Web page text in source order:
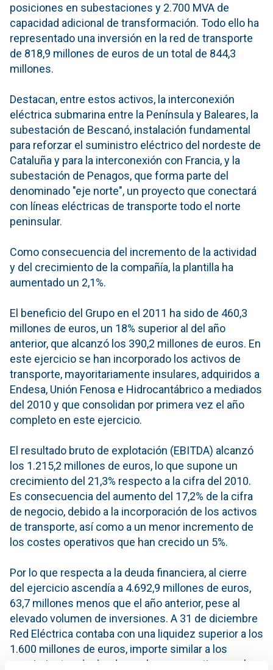
posiciones en subestaciones y 2.700 MVA de
capacidad adicional de transformación. Todo ello ha
representado una inversión en la red de transporte
de 818,9 millones de euros de un total de 844,3
millones.
Destacan, entre estos activos, la interconexión
eléctrica submarina entre la Península y Baleares, la
subestación de Bescanó, instalación fundamental
para reforzar el suministro eléctrico del nordeste de
Cataluña y para la interconexión con Francia, y la
subestación de Penagos, que forma parte del
denominado "eje norte", un proyecto que conectará
con líneas eléctricas de transporte todo el norte
peninsular.
Como consecuencia del incremento de la actividad
y del crecimiento de la compañía, la plantilla ha
aumentado un 2,1%.
El beneficio del Grupo en el 2011 ha sido de 460,3
millones de euros, un 18% superior al del año
anterior, que alcanzó los 390,2 millones de euros. En
este ejercicio se han incorporado los activos de
transporte, mayoritariamente insulares, adquiridos a
Endesa, Unión Fenosa e Hidrocantábrico a mediados
del 2010 y que consolidan por primera vez el año
completo en este ejercicio.
El resultado bruto de explotación (EBITDA) alcanzó
los 1.215,2 millones de euros, lo que supone un
crecimiento del 21,3% respecto a la cifra del 2010.
Es consecuencia del aumento del 17,2% de la cifra
de negocio, debido a la incorporación de los activos
de transporte, así como a un menor incremento de
los costes operativos que han crecido un 5%.
Por lo que respecta a la deuda financiera, al cierre
del ejercicio ascendía a 4.692,9 millones de euros,
63,7 millones menos que el año anterior, pese al
elevado volumen de inversiones. A 31 de diciembre
Red Eléctrica contaba con una liquidez superior a los
1.600 millones de euros, importe similar a los
vencimientos de deuda que la empresa tiene en los